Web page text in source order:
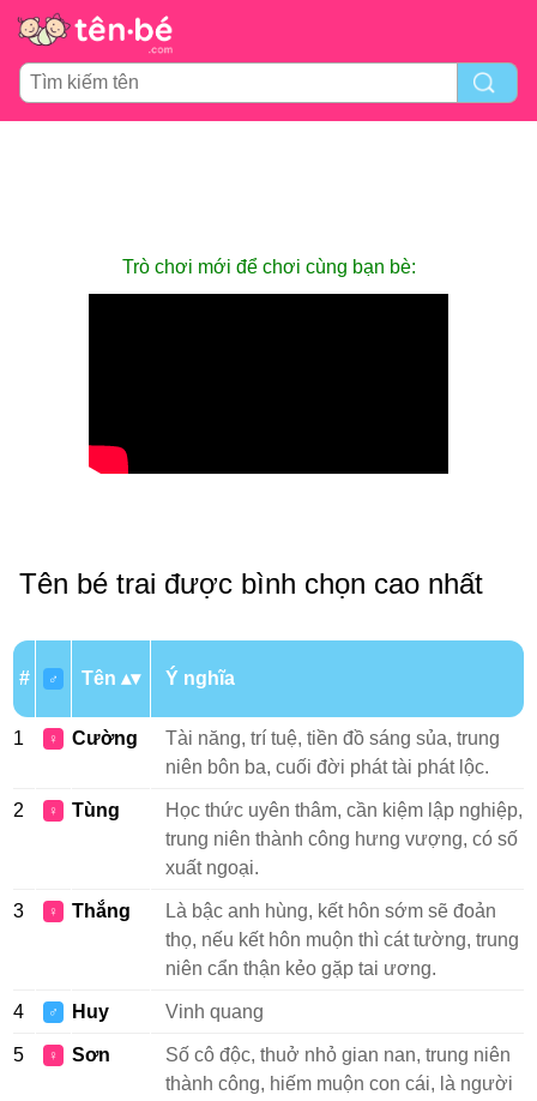
Trò chơi mới để chơi cùng bạn bè:
Tên bé trai được bình chọn cao nhất
# ♂ Tên Ý nghĩa
1 ♀ Cường
Tài năng, trí tuệ, tiền đồ sáng sủa, trung
niên bôn ba, cuối đời phát tài phát lộc.
2 ♀ Tùng
Học thức uyên thâm, cần kiệm lập nghiệp,
trung niên thành công hưng vượng, có số
xuất ngoại.
3 ♀ Thắng
Là bậc anh hùng, kết hôn sớm sẽ đoản
thọ, nếu kết hôn muộn thì cát tường, trung
niên cẩn thận kẻo gặp tai ương.
4 ♂ Huy Vinh quang
5 ♀ Sơn
Số cô độc, thuở nhỏ gian nan, trung niên
thành công, hiếm muộn con cái, là người